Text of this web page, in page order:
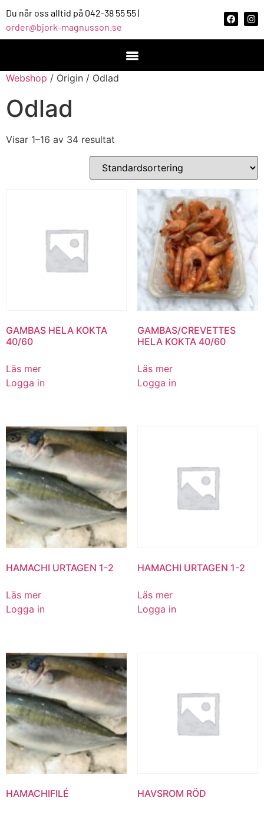
Du når oss alltid på 042-38 55 55 |
order@bjork-magnusson.se
Webshop / Origin / Odlad
Odlad
Visar 1–16 av 34 resultat
GAMBAS HELA KOKTA
40/60
Läs mer
Logga in
GAMBAS/CREVETTES
HELA KOKTA 40/60
Läs mer
Logga in
HAMACHI URTAGEN 1-2
Läs mer
Logga in
HAMACHI URTAGEN 1-2
Läs mer
Logga in
HAMACHIFILÉ HAVSROM RÖD